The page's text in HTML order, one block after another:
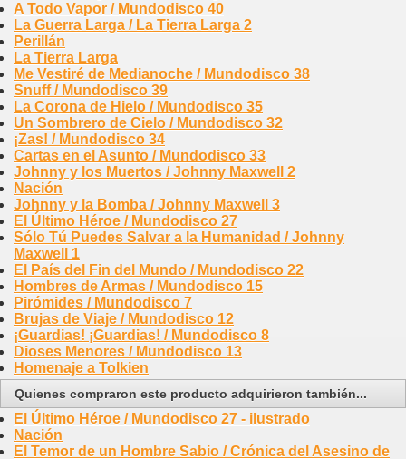
A Todo Vapor / Mundodisco 40
La Guerra Larga / La Tierra Larga 2
Perillán
La Tierra Larga
Me Vestiré de Medianoche / Mundodisco 38
Snuff / Mundodisco 39
La Corona de Hielo / Mundodisco 35
Un Sombrero de Cielo / Mundodisco 32
¡Zas! / Mundodisco 34
Cartas en el Asunto / Mundodisco 33
Johnny y los Muertos / Johnny Maxwell 2
Nación
Johnny y la Bomba / Johnny Maxwell 3
El Último Héroe / Mundodisco 27
Sólo Tú Puedes Salvar a la Humanidad / Johnny
Maxwell 1
El País del Fin del Mundo / Mundodisco 22
Hombres de Armas / Mundodisco 15
Pirómides / Mundodisco 7
Brujas de Viaje / Mundodisco 12
¡Guardias! ¡Guardias! / Mundodisco 8
Dioses Menores / Mundodisco 13
Homenaje a Tolkien
Quienes compraron este producto adquirieron también...
El Último Héroe / Mundodisco 27 - ilustrado
Nación
El Temor de un Hombre Sabio / Crónica del Asesino de